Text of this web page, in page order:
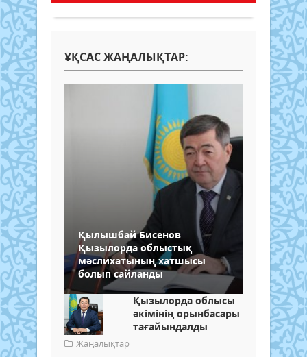
ҰҚСАС ЖАҢАЛЫҚТАР:
Қылышбай Бисенов
Қызылорда облыстық
мәслихатының хатшысы
болып сайланды
Қызылорда облысы
әкімінің орынбасары
тағайындалды
Жаңалықтар